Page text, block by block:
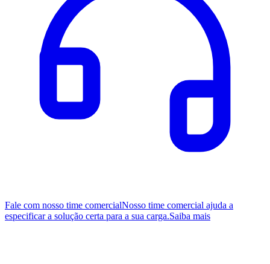
Fale com nosso time comercialNosso time comercial ajuda a
especificar a solução certa para a sua carga.Saiba mais